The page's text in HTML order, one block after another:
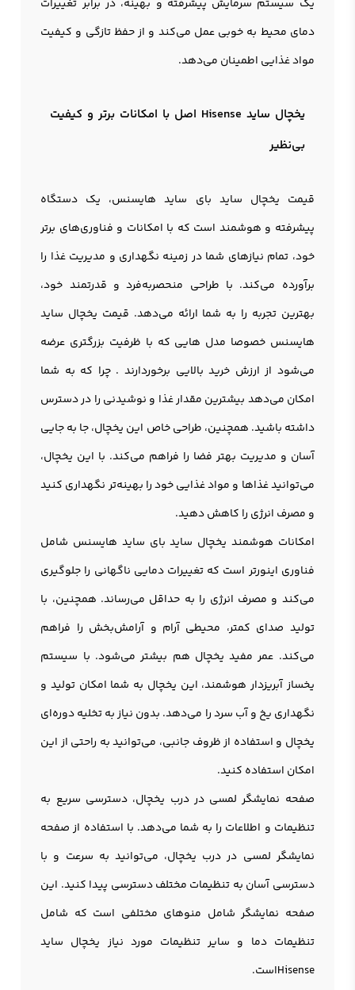
یک سیستم سرمایش پیشرفته و بهینه، در برابر تغییرات
دمای محیط به خوبی عمل می‌کند و از حفظ تازگی و کیفیت
مواد غذایی اطمینان می‌دهد.
یخچال ساید Hisense اصل با امکانات برتر و کیفیت
بی‌نظیر
قیمت یخچال ساید بای ساید هایسنس، یک دستگاه
پیشرفته و هوشمند است که با امکانات و فناوری‌های برتر
خود، تمام نیازهای شما در زمینه نگهداری و مدیریت غذا را
برآورده می‌کند. با طراحی منحصربه‌فرد و قدرتمند خود،
بهترین تجربه را به شما ارائه می‌دهد. قیمت یخچال ساید
هایسنس خصوصا مدل هایی که با ظرفیت بزرگتری عرضه
می‌شود از ارزش خرید بالایی برخوردارند . چرا که به شما
امکان می‌دهد بیشترین مقدار غذا و نوشیدنی را در دسترس
داشته باشید. همچنین، طراحی خاص این یخچال، جا به جایی
آسان و مدیریت بهتر فضا را فراهم می‌کند. با این یخچال،
می‌توانید غذاها و مواد غذایی خود را بهینه‌تر نگهداری کنید
و مصرف انرژی را کاهش دهید.
امکانات هوشمند یخچال ساید بای ساید هایسنس شامل
فناوری اینورتر است که تغییرات دمایی ناگهانی را جلوگیری
می‌کند و مصرف انرژی را به حداقل می‌رساند. همچنین، با
تولید صدای کمتر، محیطی آرام و آرامش‌بخش را فراهم
می‌کند. عمر مفید یخچال هم بیشتر می‌شود. با سیستم
یخساز آبریزدار هوشمند، این یخچال به شما امکان تولید و
نگهداری یخ و آب سرد را می‌دهد. بدون نیاز به تخلیه دوره‌ای
یخچال و استفاده از ظروف جانبی، می‌توانید به راحتی از این
امکان استفاده کنید.
صفحه نمایشگر لمسی در درب یخچال، دسترسی سریع به
تنظیمات و اطلاعات را به شما می‌دهد. با استفاده از صفحه
نمایشگر لمسی در درب یخچال، می‌توانید به سرعت و با
دسترسی آسان به تنظیمات مختلف دسترسی پیدا کنید. این
صفحه نمایشگر شامل منوهای مختلفی است که شامل
تنظیمات دما و سایر تنظیمات مورد نیاز یخچال ساید
Hisenseاست.